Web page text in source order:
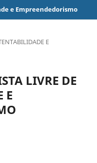
e Empreendedorismo
E
LIVRE DE
E